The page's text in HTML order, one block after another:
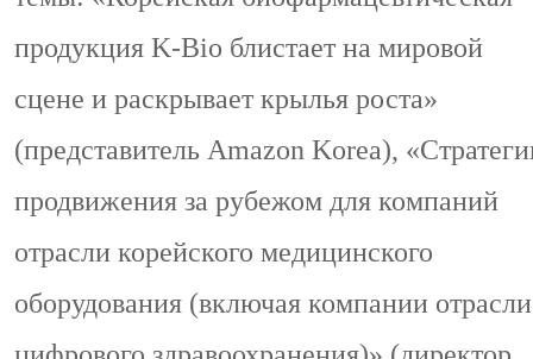
продукция K-Bio блистает на мировой
сцене и раскрывает крылья роста»
(представитель Amazon Korea),
продвижения за рубежом для компаний
отрасли корейского медицинского
оборудования (включая компании отрасли